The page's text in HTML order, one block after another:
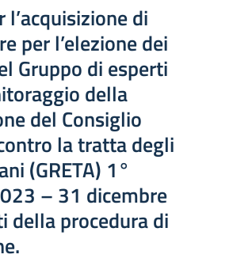
l’acquisizione di
per l’elezione dei
Gruppo di esperti
della
del Consiglio
la tratta degli
(GRETA) 1°
– 31 dicembre
della procedura di